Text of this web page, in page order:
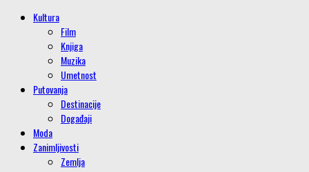
Kultura
Film
Knjiga
Muzika
Umetnost
Putovanja
Destinacije
Događaji
Moda
Zanimljivosti
Zemlja